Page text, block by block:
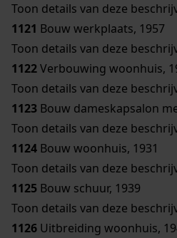
Toon details van deze
1121 Bouw werkplaats, 1957
Toon details van deze
1122Verbouwing woonhuis,
Toon details van deze
1123 Bouw dameskapsalon
Toon details van deze
1124 Bouw woonhuis, 1931
Toon details van deze
1125 Bouw schuur, 1939
Toon details van deze
1126 Uitbreiding woonhuis,